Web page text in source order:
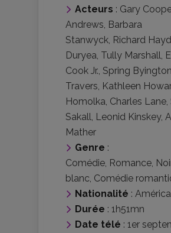
Acteurs : Gary
Andrews Barbara
Stanwyck Richard
Duryea Tully Marshall
Cook Jr. Spring Byington
Travers Kathleen
Homolka Charles Lane
Sakall Leonid Kinskey,
Mather
Genre :
Comédie Romance
blanc Comédie
Nationalité :
Durée : 1h51mn
Date télé : 1er